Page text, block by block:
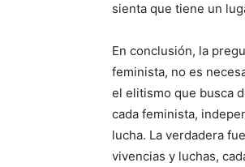
sienta que tiene un
En conclusión, la
feminista, no es
el elitismo que busca
cada feminista,
lucha. La verdadera
vivencias y luchas,